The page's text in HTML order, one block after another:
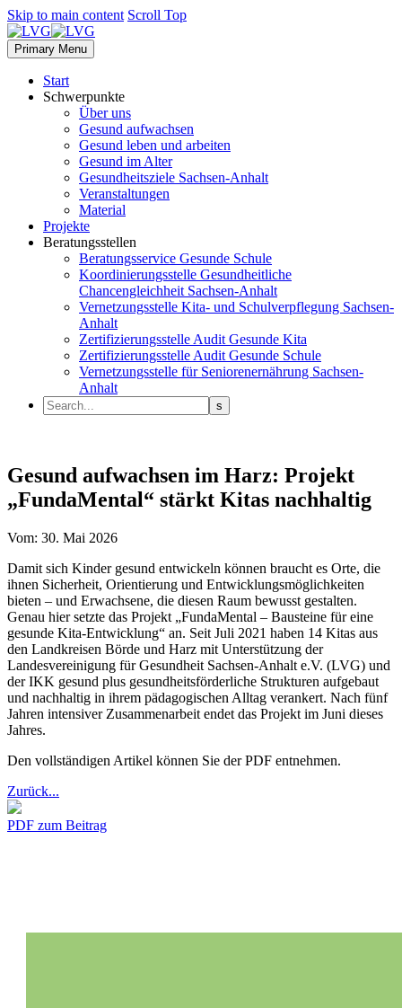
Skip to main content Scroll Top
Primary Menu
Start
Schwerpunkte
Über uns
Gesund aufwachsen
Gesund leben und arbeiten
Gesund im Alter
Gesundheitsziele Sachsen-Anhalt
Veranstaltungen
Material
Projekte
Beratungsstellen
Beratungsservice Gesunde Schule
Koordinierungsstelle Gesundheitliche
Chancengleichheit Sachsen-Anhalt
Vernetzungsstelle Kita- und Schulverpflegung Sachsen-
Anhalt
Zertifizierungsstelle Audit Gesunde Kita
Zertifizierungsstelle Audit Gesunde Schule
Vernetzungsstelle für Seniorenernährung Sachsen-
Anhalt
Gesund aufwachsen im Harz: Projekt
„FundaMental“ stärkt Kitas nachhaltig
Vom: 30. Mai 2026
Damit sich Kinder gesund entwickeln können braucht es Orte, die
ihnen Sicherheit, Orientierung und Entwicklungsmöglichkeiten
bieten – und Erwachsene, die diesen Raum bewusst gestalten.
Genau hier setzte das Projekt „FundaMental – Bausteine für eine
gesunde Kita-Entwicklung“ an. Seit Juli 2021 haben 14 Kitas aus
den Landkreisen Börde und Harz mit Unterstützung der
Landesvereinigung für Gesundheit Sachsen-Anhalt e.V. (LVG) und
der IKK gesund plus gesundheitsförderliche Strukturen aufgebaut
und nachhaltig in ihrem pädagogischen Alltag verankert. Nach fünf
Jahren intensiver Zusammenarbeit endet das Projekt im Juni dieses
Jahres.
Den vollständigen Artikel können Sie der PDF entnehmen.
Zurück...
PDF zum Beitrag